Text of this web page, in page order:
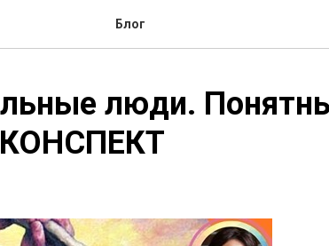
Блог
люди.
КОНСПЕКТ